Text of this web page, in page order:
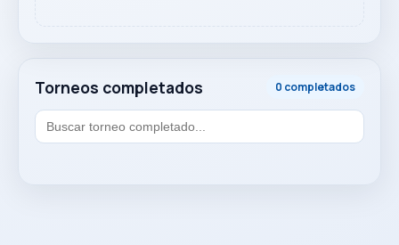
Torneos completados 0 completados